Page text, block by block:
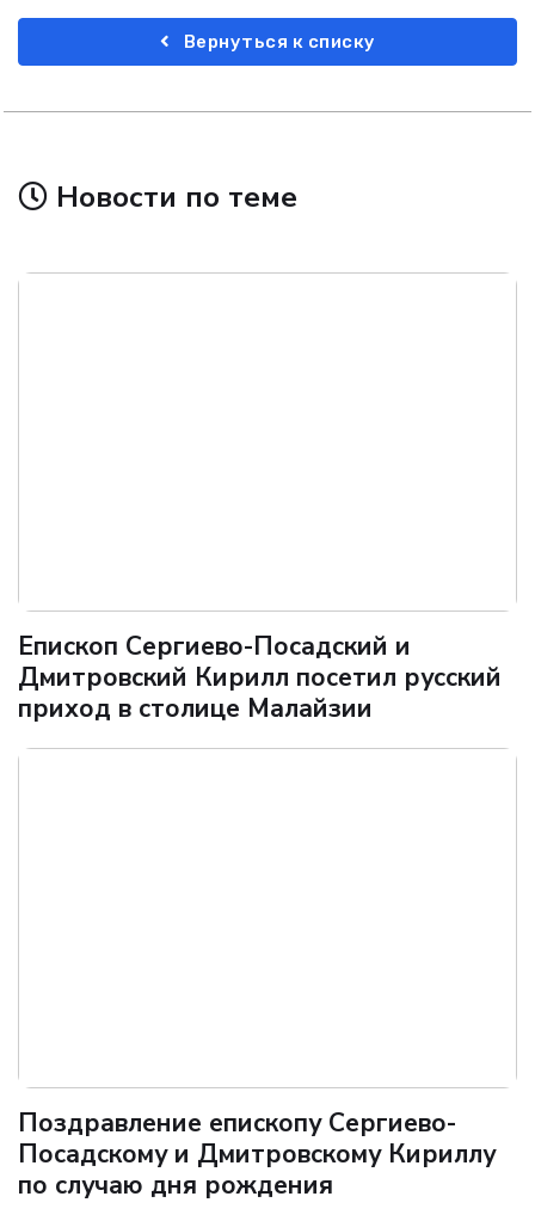
Вернуться к списку
Новости по теме
Епископ Сергиево-Посадский и
Дмитровский Кирилл посетил русский
приход в столице Малайзии
Поздравление епископу Сергиево-
Посадскому и Дмитровскому Кириллу
по случаю дня рождения